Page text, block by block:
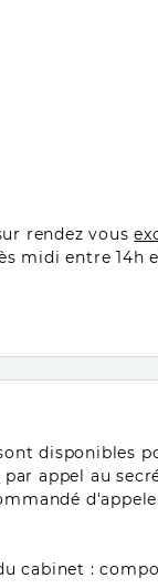
rendez vous
midi entre 14h
disponibles
par appel au
cabinet :